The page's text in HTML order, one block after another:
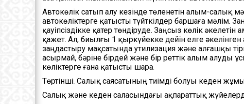
Автокөлік сатып алу кезінде төленетін алым-салық
автокөліктерге қатысты түйткілдер баршаға мәлім.
қауіпсіздікке қатер төндіруде. Заңсыз көлік
қажет. Ал, биылғы 1 қыркүйекке дейін елге
заңдастыру мақсатында утилизация және алғашқы
асырмай, бәріне бірдей және бір реттік алым алуды
көліктерге ғана қатысты шара.
Төртінші. Салық саясатының тиімді болуы кеден
Салық және кеден саласындағы ақпараттық